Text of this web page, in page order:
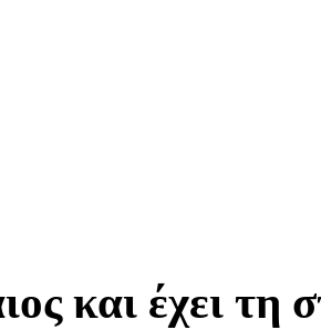
και έχει τη